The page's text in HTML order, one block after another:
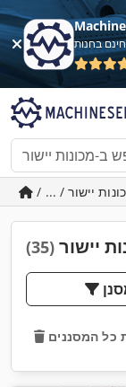
בחנות
יישור (35)
כל המסננים